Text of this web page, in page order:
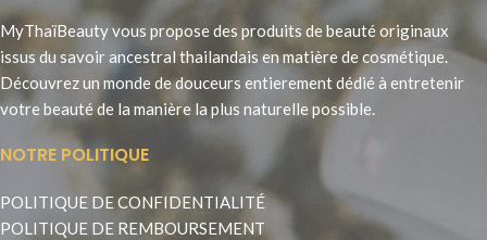
MyThaïBeauty vous propose des produits de beauté originaux
issus du savoir ancestral thailandais en matière de cosmétique.
Découvrez un monde de douceurs entierement dédié à entretenir
votre beauté de la manière la plus naturelle possible.
NOTRE POLITIQUE
POLITIQUE DE CONFIDENTIALITÉ
POLITIQUE DE REMBOURSEMENT